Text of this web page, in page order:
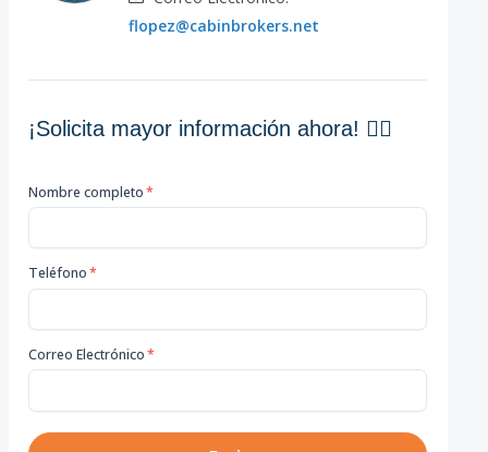
flopez@cabinbrokers.net
¡Solicita mayor información ahora! 👇🏽
Nombre completo*
Teléfono*
Correo Electrónico*